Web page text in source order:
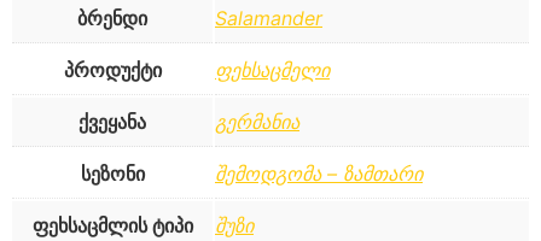
ბრენდი Salamander
პროდუქტი ფეხსაცმელი
ქვეყანა გერმანია
სეზონი შემოდგომა – ზამთარი
ფეხსაცმლის ტიპი შუზი